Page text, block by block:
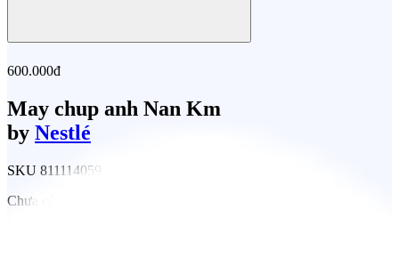
600.000đ
May chup anh Nan Km
by Nestlé
SKU 811114059
Chưa có đánh giá